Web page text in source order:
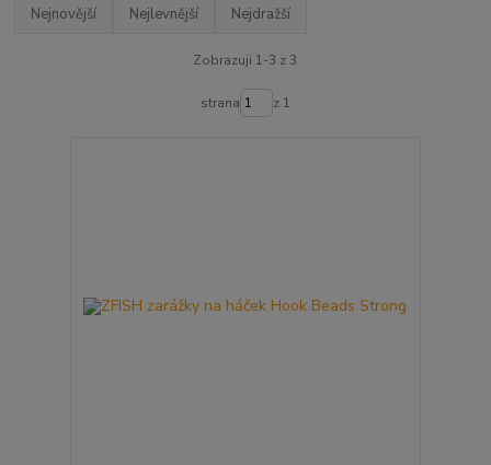
Nejnovější Nejlevnější Nejdražší
Zobrazuji 1-3 z 3
strana z 1